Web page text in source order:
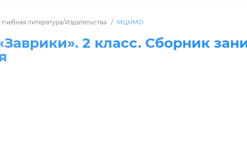
Учебная литература/Издательства МЦНМО
2 класс. Сборник